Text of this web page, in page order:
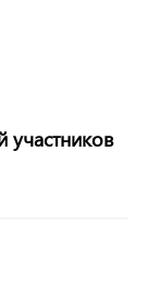
участников